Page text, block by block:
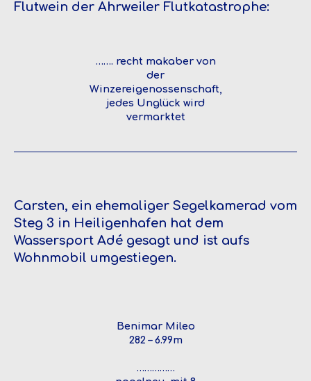
Flutwein der Ahrweiler Flutkatastrophe:
……. recht makaber von
der
Winzereigenossenschaft,
jedes Unglück wird
vermarktet
Carsten, ein ehemaliger Segelkamerad vom
Steg 3 in Heiligenhafen hat dem
Wassersport Adé gesagt und ist aufs
Wohnmobil umgestiegen.
Benimar Mileo
282 – 6.99m
……………